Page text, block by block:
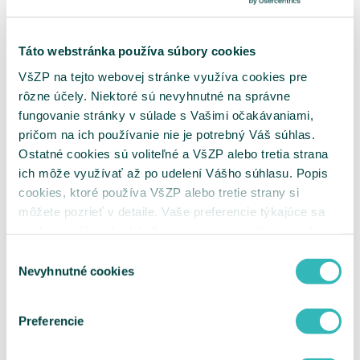
Táto webstránka používa súbory cookies
VšZP na tejto webovej stránke využíva cookies pre
rôzne účely. Niektoré sú nevyhnutné na správne
fungovanie stránky v súlade s Vašimi očakávaniami,
pričom na ich používanie nie je potrebný Váš súhlas.
Ostatné cookies sú voliteľné a VšZP alebo tretia strana
ich môže využívať až po udelení Vášho súhlasu. Popis
cookies, ktoré používa VšZP alebo tretie strany si
môžete pozrieť v detaile. Vaše preferencie týkajúce sa
súhlasu
Nevyhnutné cookies
Preferencie
Master konto
eRecept
Služba eRecept od VšZP
Opakovaný eRecept
Mobilná aplikácia - informácie pre lekárne
DRG
Zverejnenie nižšej ceny
Zdravotná starostlivosť
Zdravotná starostlivosť
Neodkladná zdravotná starostlivosť
Klinické skúšanie
Asistovaná reprodukcia